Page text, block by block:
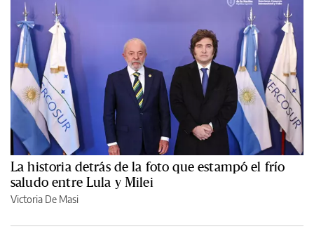
La historia detrás de la foto que estampó el frío
saludo entre Lula y Milei
Victoria De Masi